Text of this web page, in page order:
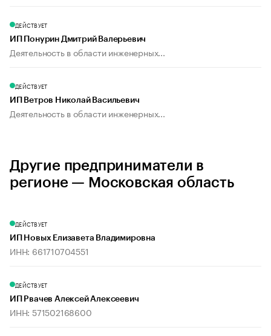
ДЕЙСТВУЕТ
ИП Понурин Дмитрий Валерьевич
Деятельность в области инженерных...
ДЕЙСТВУЕТ
ИП Ветров Николай Васильевич
Деятельность в области инженерных...
Другие предприниматели в
регионе — Московская область
ДЕЙСТВУЕТ
ИП Новых Елизавета Владимировна
ИНН: 661710704551
ДЕЙСТВУЕТ
ИП Рвачев Алексей Алексеевич
ИНН: 571502168600